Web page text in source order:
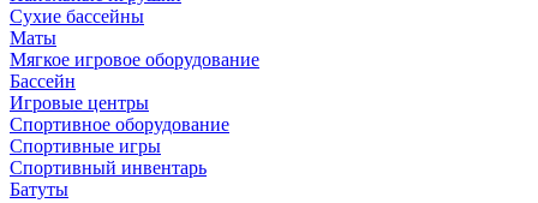
Сухие бассейны
Маты
Мягкое игровое оборудование
Бассейн
Игровые центры
Спортивное оборудование
Спортивные игры
Спортивный инвентарь
Батуты